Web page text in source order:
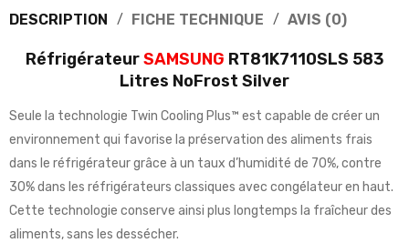
DESCRIPTION FICHE TECHNIQUE AVIS (0)
RéfrigérateurSAMSUNG RT81K7110SLS 583
Litres NoFrost Silver
Seule la technologie Twin Cooling Plus™ est capable de créer un
environnement qui favorise la préservation des aliments frais
dans le réfrigérateur grâce à un taux d’humidité de 70%, contre
30% dans les réfrigérateurs classiques avec congélateur en haut.
Cette technologie conserve ainsi plus longtemps la fraîcheur des
aliments, sans les dessécher.